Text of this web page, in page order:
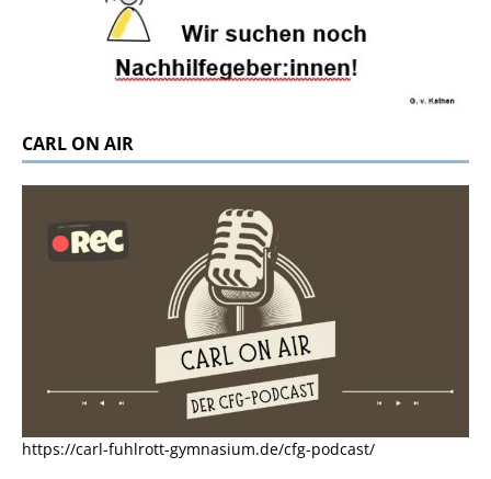
CARL ON AIR
https://carl-fuhlrott-gymnasium.de/cfg-podcast/